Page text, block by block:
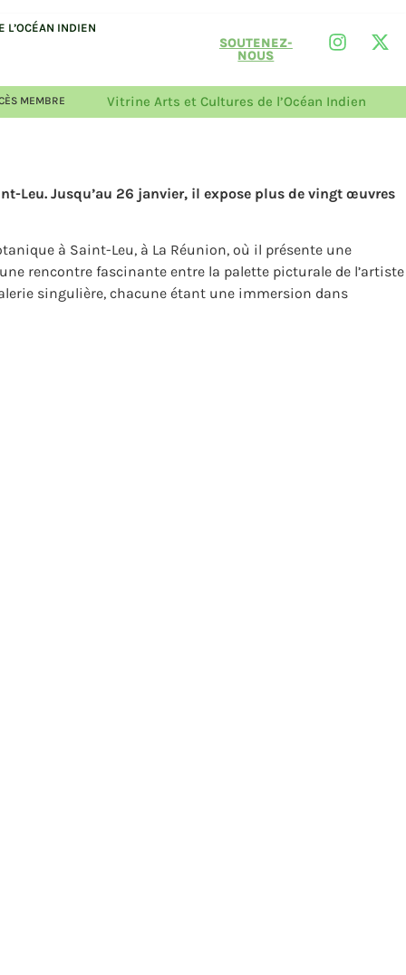
L’OCÉAN INDIEN
SOUTENEZ-
NOUS
MEMBRE Vitrine Arts et Cultures de l’Océan Indien
Leu. Jusqu’au 26 janvier, il expose plus de vingt œuvres
à Saint-Leu, à La Réunion, où il présente une
rencontre fascinante entre la palette picturale de l’artiste
singulière, chacune étant une immersion dans